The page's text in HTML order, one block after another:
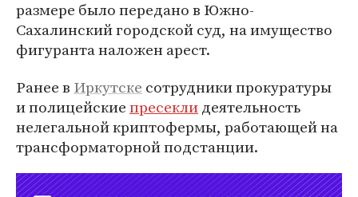
размере было передано в Южно-
Сахалинский городской суд, на имущество
фигуранта наложен арест.
Ранее в Иркутске сотрудники прокуратуры
и полицейскиепресеклидеятельность
нелегальной криптофермы, работающей на
трансформаторной подстанции.